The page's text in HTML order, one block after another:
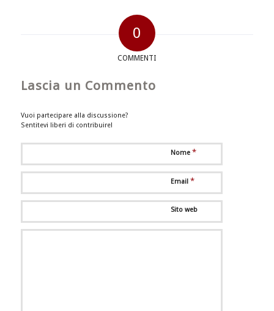
0
COMMENTI
Lascia un Commento
Vuoi partecipare alla discussione?
Sentitevi liberi di contribuire!
Nome *
Email *
Sito web